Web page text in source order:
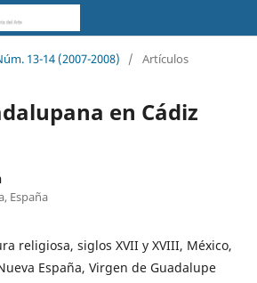
13-14 (2007-2008) / Artículos
en Cádiz
España
religiosa, siglos XVII y XVIII, México,
España, Virgen de Guadalupe